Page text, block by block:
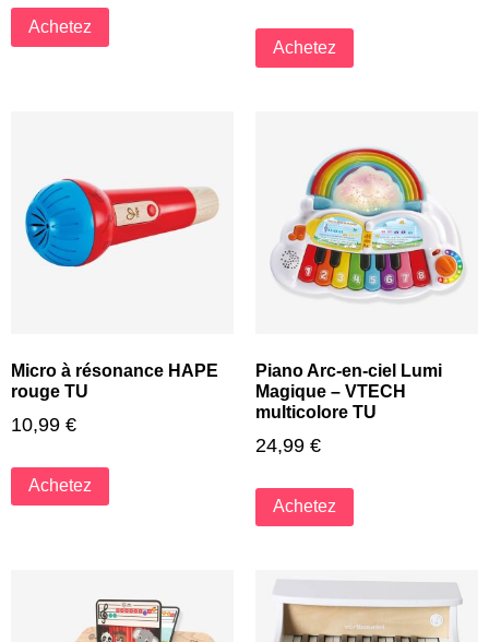
Achetez
Achetez
Micro à résonance HAPE
rouge TU
10,99 €
Achetez
Piano Arc-en-ciel Lumi
Magique – VTECH
multicolore TU
24,99 €
Achetez